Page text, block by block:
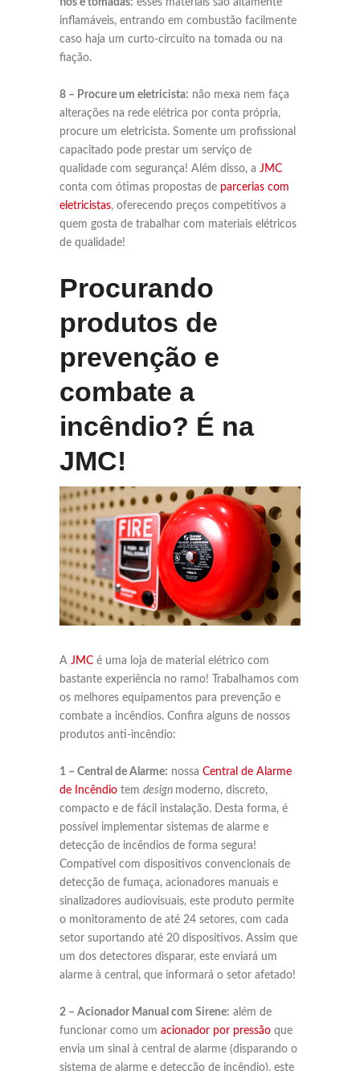
fios e tomadas: esses materiais são altamente
inflamáveis, entrando em combustão facilmente
caso haja um curto-circuito na tomada ou na
fiação.
8 – Procure um eletricista: não mexa nem faça
alterações na rede elétrica por conta própria,
procure um eletricista. Somente um profissional
capacitado pode prestar um serviço de
qualidade com segurança! Além disso, a JMC
conta com ótimas propostas de parcerias com
eletricistas, oferecendo preços competitivos a
quem gosta de trabalhar com materiais elétricos
de qualidade!
Procurando
produtos de
prevenção e
combate a
incêndio? É na
JMC!
A JMC é uma loja de material elétrico com
bastante experiência no ramo! Trabalhamos com
os melhores equipamentos para prevenção e
combate a incêndios. Confira alguns de nossos
produtos anti-incêndio:
1 – Central de Alarme: nossa Central de Alarme
de Incêndio tem design moderno, discreto,
compacto e de fácil instalação. Desta forma, é
possível implementar sistemas de alarme e
detecção de incêndios de forma segura!
Compatível com dispositivos convencionais de
detecção de fumaça, acionadores manuais e
sinalizadores audiovisuais, este produto permite
o monitoramento de até 24 setores, com cada
setor suportando até 20 dispositivos. Assim que
um dos detectores disparar, este enviará um
alarme à central, que informará o setor afetado!
2 – Acionador Manual com Sirene: além de
funcionar como um acionador por pressão que
envia um sinal à central de alarme (disparando o
sistema de alarme e detecção de incêndio), este